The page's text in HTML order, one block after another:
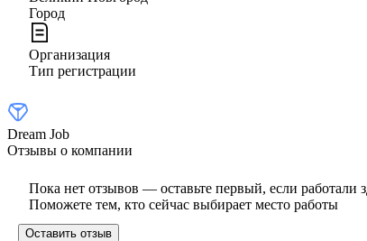
Город
Организация
Тип регистрации
Dream Job
Отзывы о компании
Пока нет отзывов — оставьте первый, если работали
Поможете тем, кто сейчас выбирает место работы
Оставить отзыв